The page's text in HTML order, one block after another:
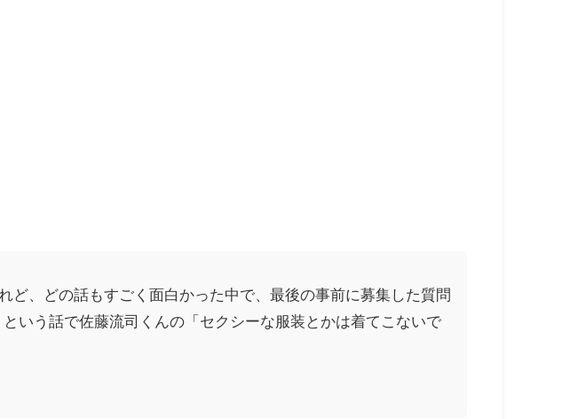
ど、どの話もすごく面白かった中で、最後の事前に募集した質問
いう話で佐藤流司くんの「セクシーな服装とかは着てこないで